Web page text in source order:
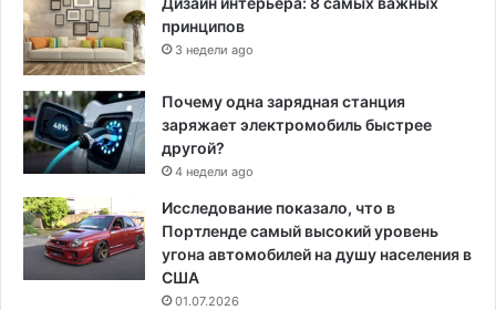
принципов
3 недели ago
Почему одна зарядная станция
заряжает электромобиль быстрее
другой?
4 недели ago
Исследование показало, что в
Портленде самый высокий уровень
угона автомобилей на душу населения в
США
01.07.2026